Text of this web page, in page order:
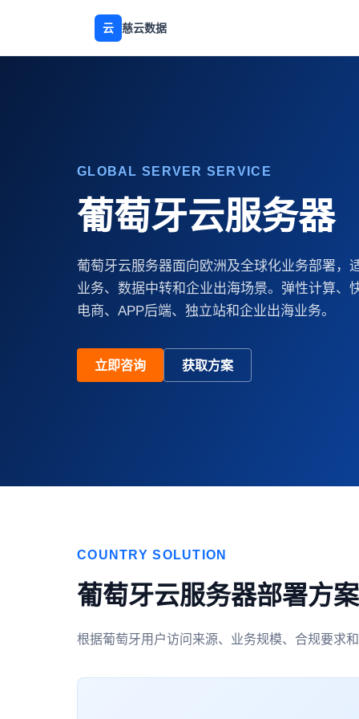
云 慈云数据
GLOBAL SERVER SERVICE
葡萄牙云服务器
葡萄牙云服务器面向欧洲及全球化业务部署，
业务、数据中转和企业出海场景。弹性计算、
电商、APP后端、独立站和企业出海业务。
立即咨询 获取方案
COUNTRY SOLUTION
葡萄牙云服务器部署方案
根据葡萄牙用户访问来源、业务规模、合规要求